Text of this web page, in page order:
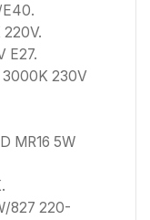
E40.
E27.
3000K 230V
MR16 5W
827 220-